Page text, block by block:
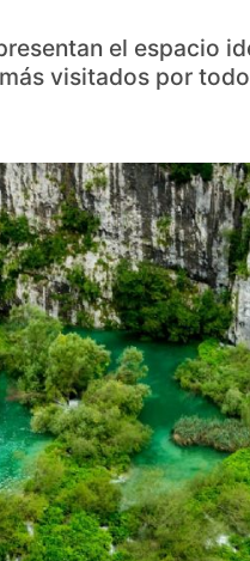
el espacio
visitados por